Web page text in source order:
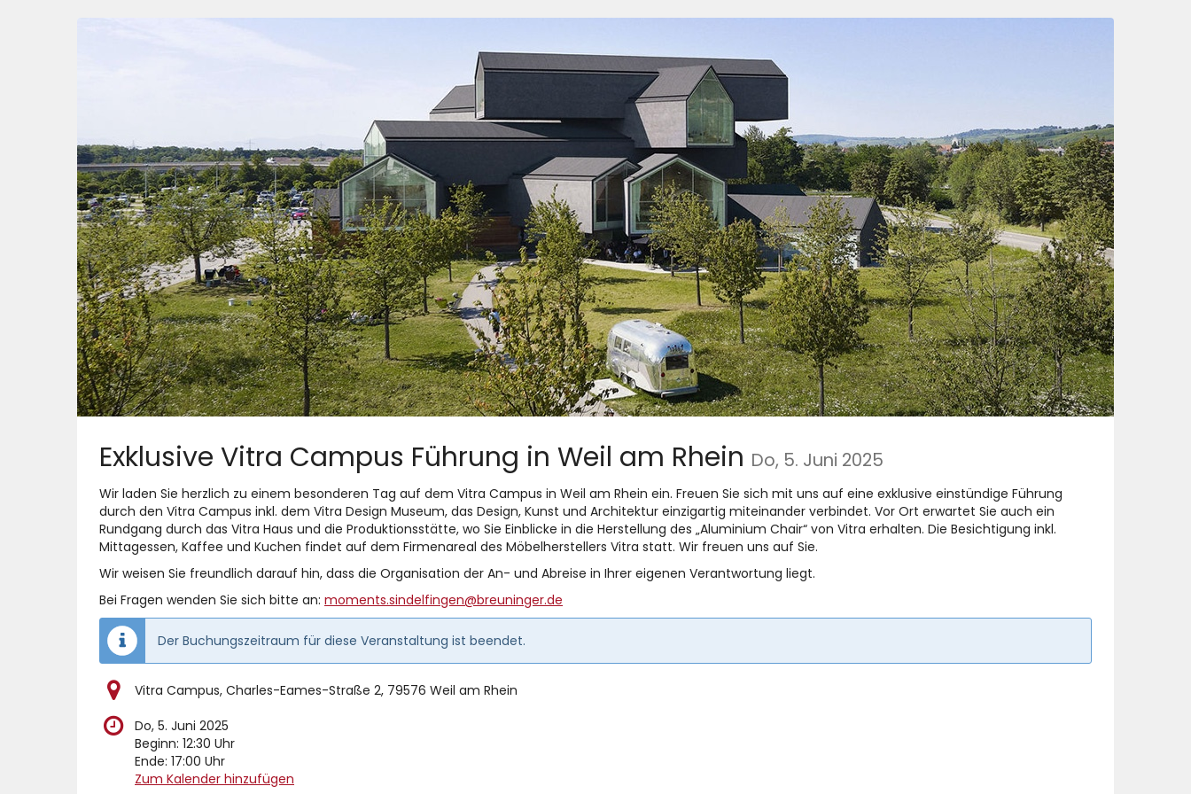
Exklusive Vitra Campus Führung in Weil am Rhein Do, 5. Juni 2025
Wir laden Sie herzlich zu einem besonderen Tag auf dem Vitra Campus in Weil am Rhein ein. Freuen Sie sich mit uns auf eine exklusive einstündige Führung
durch den Vitra Campus inkl. dem Vitra Design Museum, das Design, Kunst und Architektur einzigartig miteinander verbindet. Vor Ort erwartet Sie auch ein
Rundgang durch das Vitra Haus und die Produktionsstätte, wo Sie Einblicke in die Herstellung des „Aluminium Chair“ von Vitra erhalten. Die Besichtigung inkl.
Mittagessen, Kaffee und Kuchen findet auf dem Firmenareal des Möbelherstellers Vitra statt. Wir freuen uns auf Sie.
Wir weisen Sie freundlich darauf hin, dass die Organisation der An- und Abreise in Ihrer eigenen Verantwortung liegt.
Bei Fragen wenden Sie sich bitte an: moments.sindelfingen@breuninger.de
Der Buchungszeitraum für diese Veranstaltung ist beendet.
Vitra Campus, Charles-Eames-Straße 2, 79576 Weil am Rhein
Do, 5. Juni 2025
Beginn: 12:30 Uhr
Ende: 17:00 Uhr
Zum Kalender hinzufügen